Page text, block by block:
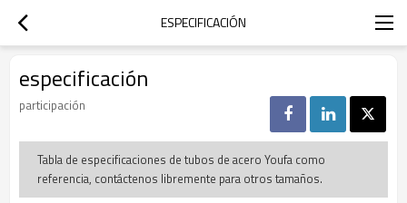
ESPECIFICACIÓN
especificación
participación
Tabla de especificaciones de tubos de acero Youfa como
referencia, contáctenos libremente para otros tamaños.